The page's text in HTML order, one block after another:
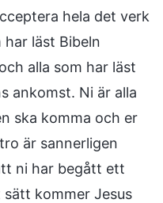
hela det verk
har läst Bibeln
alla som har läst
ankomst. Ni är alla
ska komma och er
är sannerligen
ni har begått ett
sätt kommer Jesus